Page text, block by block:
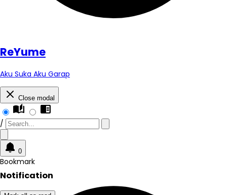
ReYume
Aku Suka Aku Garap
Close modal
auto_stories chrome_reader_mode
/
0
Notification
Bookmark